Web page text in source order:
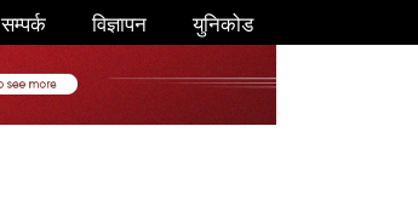
सम्पर्क विज्ञापन युनिकोड